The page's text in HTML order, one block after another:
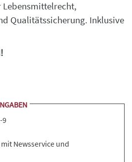
Lebensmittelrecht,
Qualitätssicherung. Inklusive
9
mit Newsservice und